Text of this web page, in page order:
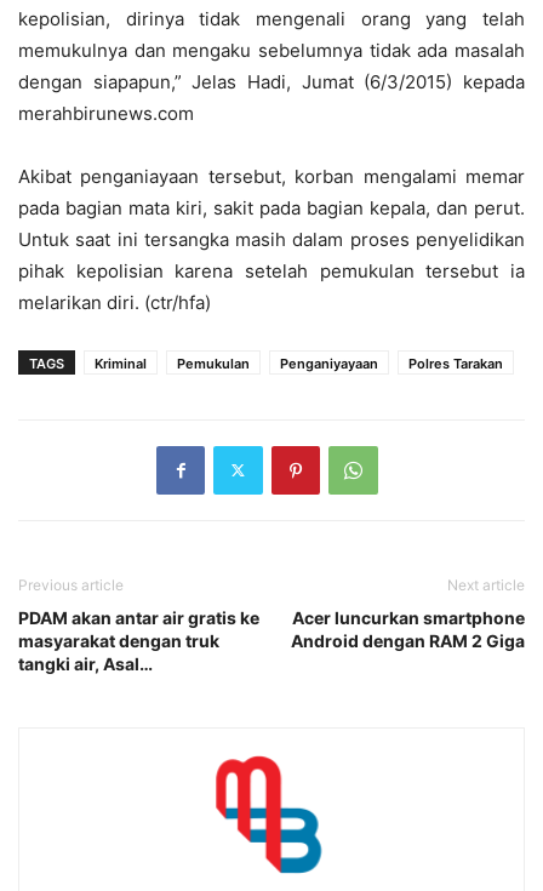
kepolisian, dirinya tidak mengenali orang yang telah
memukulnya dan mengaku sebelumnya tidak ada masalah
dengan siapapun,” Jelas Hadi, Jumat (6/3/2015) kepada
merahbirunews.com
Akibat penganiayaan tersebut, korban mengalami memar
pada bagian mata kiri, sakit pada bagian kepala, dan perut.
Untuk saat ini tersangka masih dalam proses penyelidikan
pihak kepolisian karena setelah pemukulan tersebut ia
melarikan diri. (ctr/hfa)
TAGS Kriminal Pemukulan Penganiyayaan Polres Tarakan
Previous article
PDAM akan antar air gratis ke
masyarakat dengan truk
tangki air, Asal…
Next article
Acer luncurkan smartphone
Android dengan RAM 2 Giga